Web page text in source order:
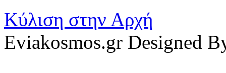
Κύλιση στην Αρχή
Eviakosmos.gr Designed